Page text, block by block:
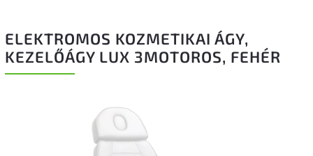
ELEKTROMOS KOZMETIKAI ÁGY,
KEZELŐÁGY LUX 3MOTOROS, FEHÉR